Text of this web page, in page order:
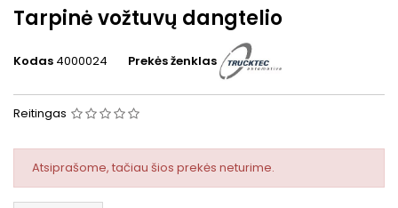
Tarpinė vožtuvų dangtelio
Kodas 4000024 Prekės ženklas
Reitingas
Atsiprašome, tačiau šios prekės neturime.